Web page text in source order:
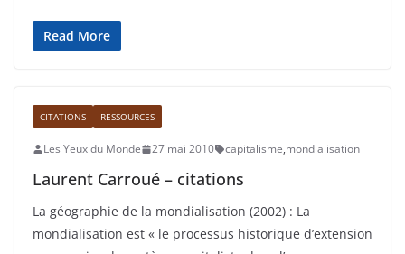
Read More
CITATIONS RESSOURCES
Les Yeux du Monde 27 mai 2010 capitalisme,mondialisation
Laurent Carroué – citations
La géographie de la mondialisation (2002) : La
mondialisation est « le processus historique d’extension